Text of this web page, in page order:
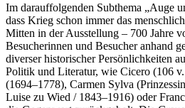
Im darauffolgenden Subthema „Auge
dass Krieg schon immer das
Mitten in der Ausstellung – 700 Jahre
Besucherinnen und Besucher anhand
diverser historischer Persönlichkeiten
Politik und Literatur, wie Cicero (106
(1694–1778), Carmen Sylva
Luise zu Wied / 1843–1916) oder